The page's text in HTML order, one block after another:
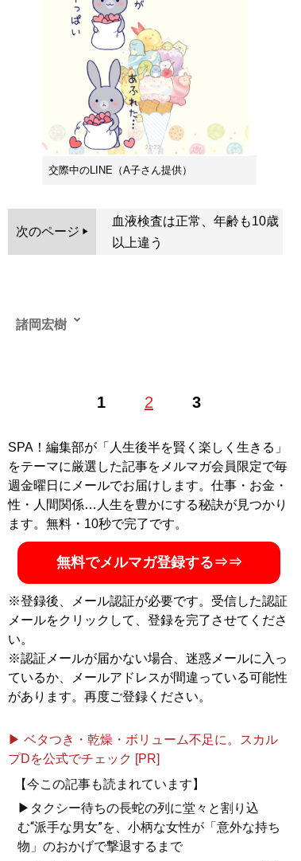
交際中のLINE（A子さん提供）
次のページ
血液検査は正常、年齢も10歳
以上違う
1 2 3
諸岡宏樹
身。週刊各誌で執筆。著書に『実録 性犯罪ファイル 猟
原作も多数手がける
記事一覧へ
SPA！編集部が「人生後半を賢く楽しく生きる」
をテーマに厳選した記事をメルマガ会員限定で毎
週金曜日にメールでお届けします。仕事・お金・
性・人間関係…人生を豊かにする秘訣が見つかり
ます。無料・10秒で完了です。
無料でメルマガ登録する⇒⇒
※登録後、メール認証が必要です。受信した認証
メールをクリックして、登録を完了させてくださ
い。
※認証メールが届かない場合、迷惑メールに入っ
ているか、メールアドレスが間違っている可能性
があります。再度ご登録ください。
▶ ベタつき・乾燥・ボリューム不足に。スカル
プDを公式でチェック [PR]
【今この記事も読まれています】
▶タクシー待ちの長蛇の列に堂々と割り込
む“派手な男女”を、小柄な女性が「意外な持ち
物」のおかげで撃退するまで